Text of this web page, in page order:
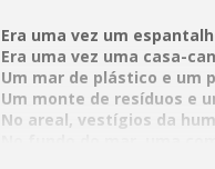
Era uma vez um
Era uma vez uma casa-
Um mar de plástico e um
Um monte de resíduos e
No areal, vestígios da